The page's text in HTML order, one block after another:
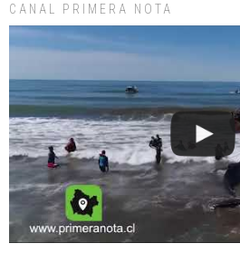
CANAL PRIMERA NOTA